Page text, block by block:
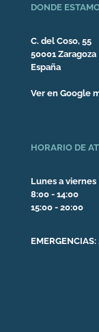
DONDE
C. del Coso, 55
50001 Zaragoza
España
Ver en Google
HORARIO DE
Lunes a viernes
8:00 - 14:00
15:00 - 20:00